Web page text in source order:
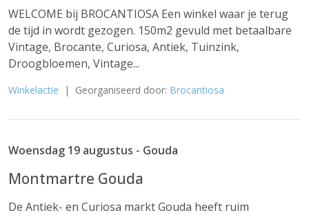
WELCOME bij BROCANTIOSA Een winkel waar je terug
de tijd in wordt gezogen. 150m2 gevuld met betaalbare
Vintage, Brocante, Curiosa, Antiek, Tuinzink,
Droogbloemen, Vintage...
Winkelactie | Georganiseerd door: Brocantiosa
Woensdag 19 augustus - Gouda
Montmartre Gouda
De Antiek- en Curiosa markt Gouda heeft ruim